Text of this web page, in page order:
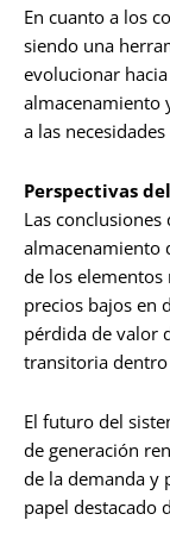
En cuanto a los
siendo una
evolucionar
almacenamiento
a las
Perspectivas
Las conclusiones
almacenamiento
de los elementos
precios bajos en
pérdida de valor
transitoria
El futuro del
de generación
de la demanda y
papel destacado